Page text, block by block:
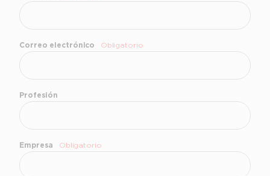
Correo electrónico Obligatorio
Profesión
Empresa Obligatorio